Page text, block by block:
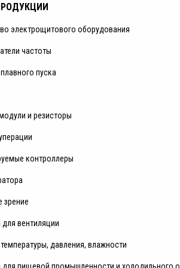
электрощитового оборудования
частоты
пуска
и резисторы
контроллеры
зрение
вентиляции
давления, влажности